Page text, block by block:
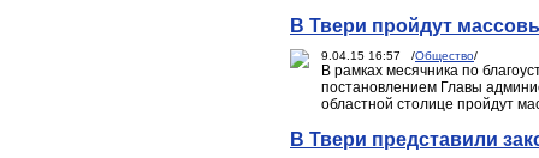
В Твери пройдут
9.04.15 16:57 /Общество/
В рамках месячника по
постановлением Главы
областной столице пройдут
В Твери представили